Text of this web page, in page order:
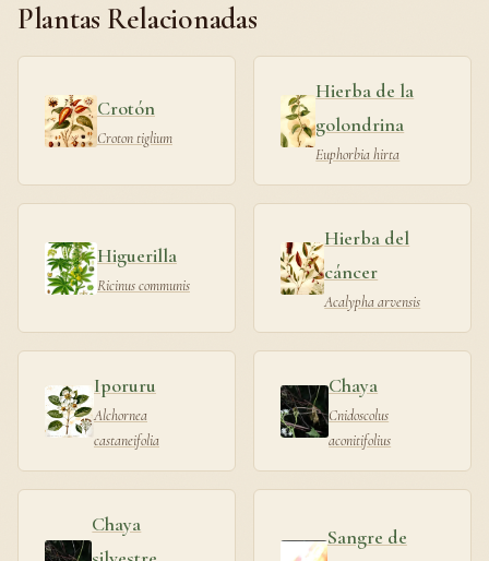
Plantas Relacionadas
Crotón
Croton tiglium
Hierba de la
golondrina
Euphorbia hirta
Higuerilla
Ricinus communis
Hierba del
cáncer
Acalypha arvensis
Iporuru
Alchornea
castaneifolia
Chaya
Cnidoscolus
aconitifolius
Chaya
Sangre de